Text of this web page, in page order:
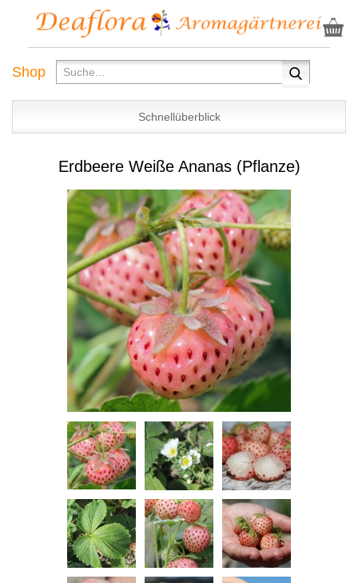
Shop
Schnellüberblick
Erdbeere Weiße Ananas (Pflanze)